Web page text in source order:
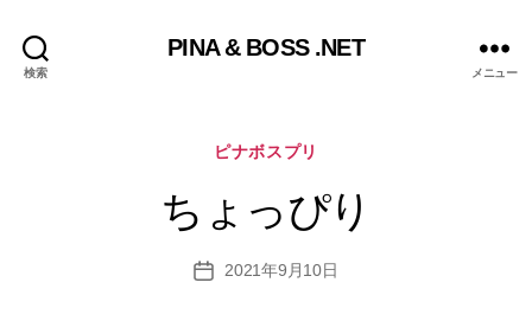
検索
PINA & BOSS .NET
メニュー
カ
リ
ピナボスプリ
ちょっぴり
投
2021年9月10日